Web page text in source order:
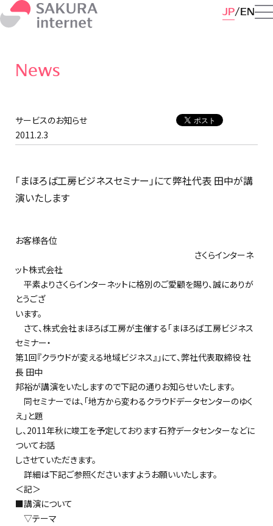
JP EN
News
サービスのお知らせ
2011.2.3
「まほろば工房ビジネスセミナー」にて弊社代表 田中が講
演いたします
お客様各位
さくらインターネ
ット株式会社
平素よりさくらインターネットに格別のご愛顧を賜り、誠にありが
とうござ
います。
さて、株式会社まほろば工房が主催する「まほろば工房ビジネス
セミナー・
第1回『クラウドが変える地域ビジネス』」にて、弊社代表取締役 社
長 田中
邦裕が講演をいたしますので下記の通りお知らせいたします。
同セミナーでは、「地方から変わるクラウドデータセンターのゆく
え」と題
し、2011年秋に竣工を予定しております石狩データセンターなどに
ついてお話
しさせていただきます。
詳細は下記ご参照くださいますようお願いいたします。
＜記＞
■講演について
▽テーマ